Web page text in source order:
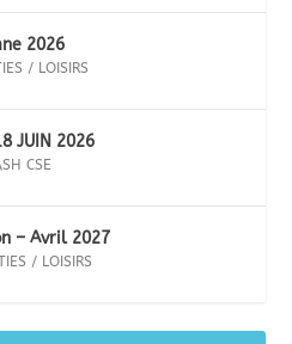
2026
/ LOISIRS
JUIN 2026
CSE
– Avril 2027
/ LOISIRS